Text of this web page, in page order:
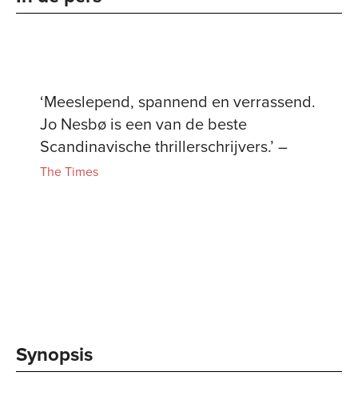
‘Meeslepend, spannend en verrassend.
Jo Nesbø is een van de beste
Scandinavische thrillerschrijvers.’ –
The Times
Synopsis